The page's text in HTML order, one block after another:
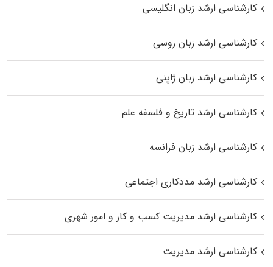
کارشناسی ارشد زبان انگلیسی
کارشناسی ارشد زبان روسی
کارشناسی ارشد زبان ژاپنی
کارشناسی ارشد تاریخ و فلسفه علم
کارشناسی ارشد زبان فرانسه
کارشناسی ارشد مددکاری اجتماعی
کارشناسی ارشد مدیریت کسب و کار و امور شهری
کارشناسی ارشد مدیریت